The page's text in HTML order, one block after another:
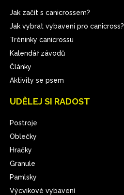
Jak začít s canicrossem?
Jak vybrat vybavení pro canicross?
Tréninky canicrossu
Kalendář závodů
Články
Aktivity se psem
UDĚLEJ SI RADOST
Postroje
Oblečky
Hračky
Granule
Pamlsky
Výcvikové vybavení